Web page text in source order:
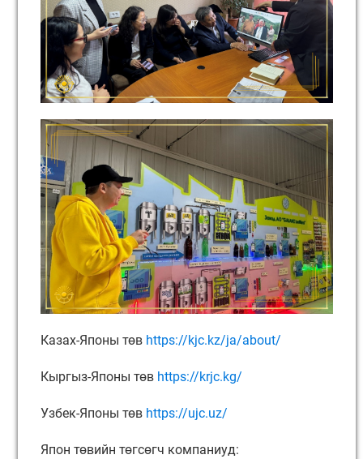
Казах-Японы төв https://kjc.kz/ja/about/
Кыргыз-Японы төв https://krjc.kg/
Узбек-Японы төв https://ujc.uz/
Япон төвийн төгсөгч компаниуд: